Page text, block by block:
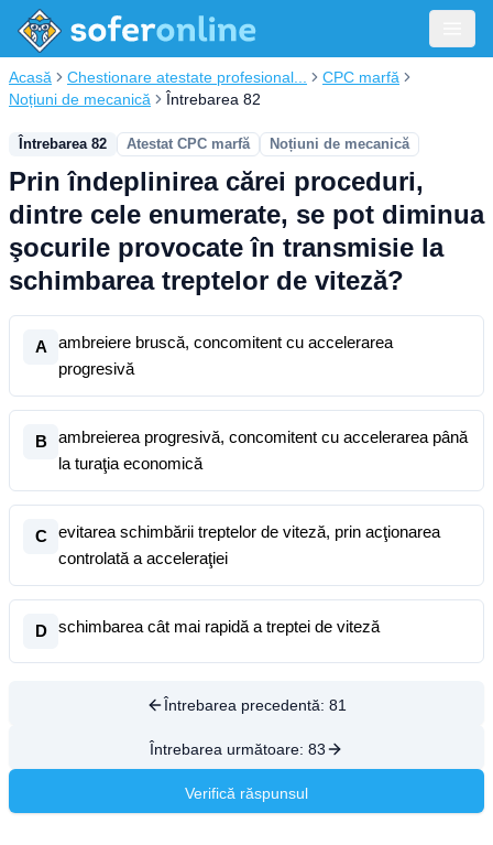
Acasă Chestionare atestate profesional...
CPC marfă
Noțiuni de mecanică
Întrebarea 82
Întrebarea 82 Atestat CPC marfă Noțiuni de mecanică
Prin îndeplinirea cărei proceduri,
dintre cele enumerate, se pot diminua
şocurile provocate în transmisie la
schimbarea treptelor de viteză?
A
ambreiere bruscă, concomitent cu accelerarea
progresivă
B
ambreierea progresivă, concomitent cu accelerarea până
la turaţia economică
C
evitarea schimbării treptelor de viteză, prin acţionarea
controlată a acceleraţiei
D schimbarea cât mai rapidă a treptei de viteză
Întrebarea precedentă: 81
Întrebarea următoare: 83
Verifică răspunsul